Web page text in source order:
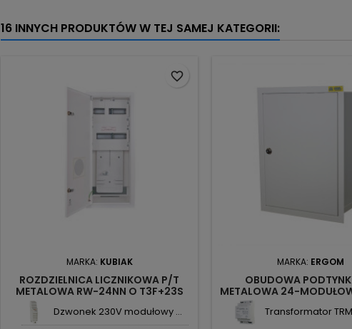
16 INNYCH PRODUKTÓW W TEJ SAMEJ KATEGORII:
MARKA: KUBIAK
ROZDZIELNICA LICZNIKOWA P/T
METALOWA RW-24NN O T3F+23S
Dzwonek 230V modułowy ...
favorite_border
MARKA: ERGOM
OBUDOWA
METALOWA 24-
Transformator